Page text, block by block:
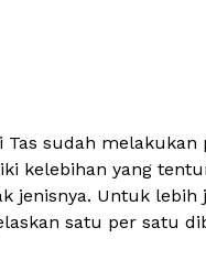
Tas sudah
kelebihan yang
jenisnya. Untuk lebih
satu per satu